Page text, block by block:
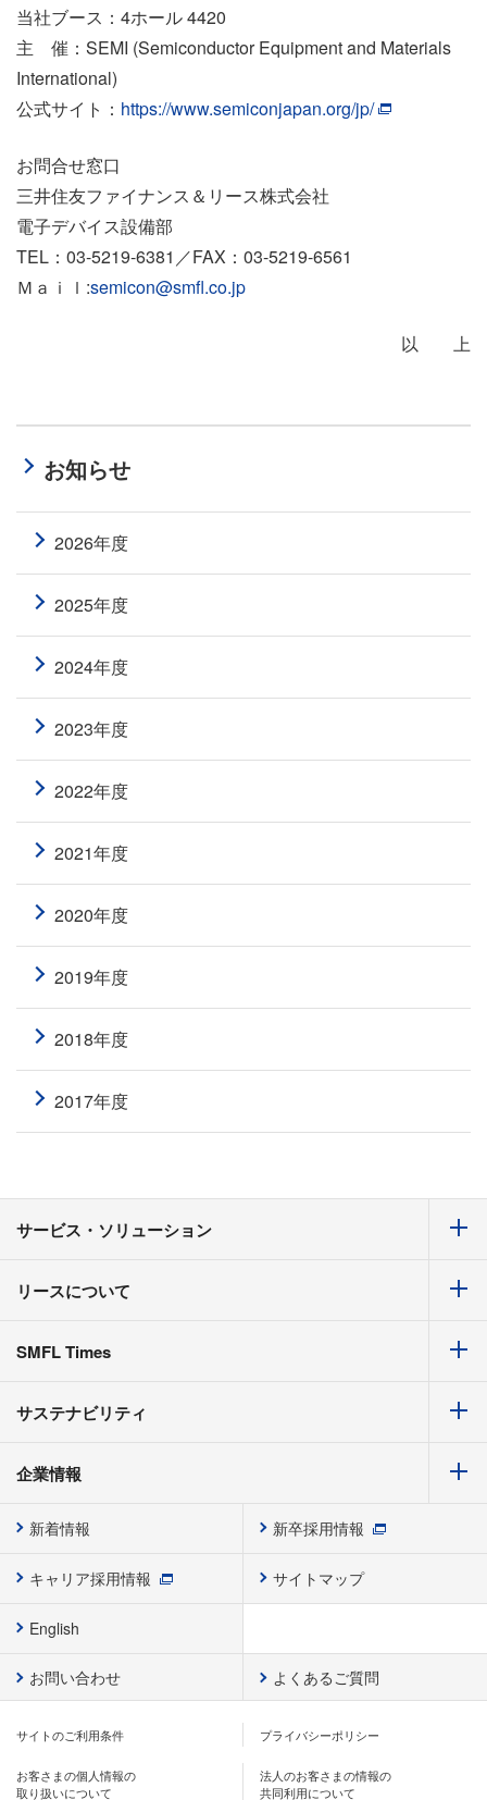
当社ブース：4ホール 4420
主 催：SEMI (Semiconductor Equipment and Materials
International)
公式サイト： https://www.semiconjapan.org/jp/
お問合せ窓口
三井住友ファイナンス＆リース株式会社
電子デバイス設備部
TEL：03-5219-6381／FAX：03-5219-6561
Ｍａｉｌ:semicon@smfl.co.jp
以 上
お知らせ
2026年度
2025年度
2024年度
2023年度
2022年度
2021年度
2020年度
2019年度
2018年度
2017年度
サービス・ソリューション
リースについて
SMFL Times
サステナビリティ
企業情報
新着情報 新卒採用情報
キャリア採用情報 サイトマップ
English
お問い合わせ よくあるご質問
サイトのご利用条件 プライバシーポリシー
お客さまの個人情報の
取り扱いについて
法人のお客さまの情報の
共同利用について